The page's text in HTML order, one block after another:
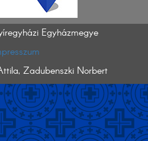
Egyházmegye
Zadubenszki Norbert